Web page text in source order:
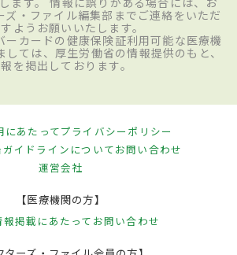
ズ・ファイル編集部までご連絡をいただ
ようお願いいたします。
ーカードの健康保険証利用可能な医療機
ては、厚生労働省の情報提供のもと、
を掲出しております。
にあたってプライバシーポリシー
イドラインについてお問い合わせ
運営会社
【医療機関の方】
報掲載にあたって お問い合わせ